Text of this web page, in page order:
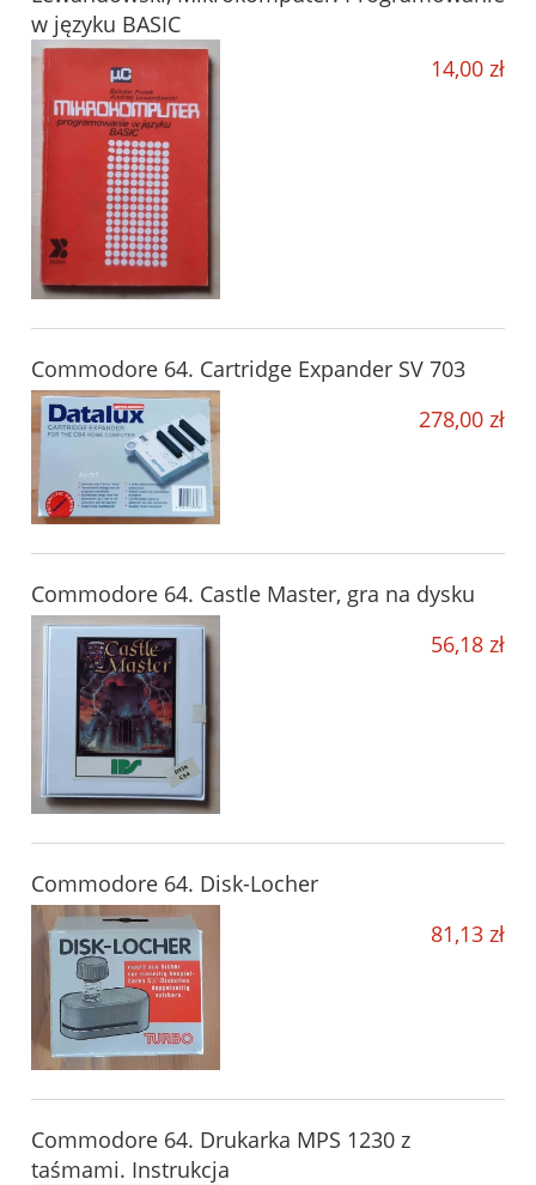
w języku BASIC
14,00 zł
Commodore 64. Cartridge Expander SV 703
278,00 zł
Commodore 64. Castle Master, gra na dysku
56,18 zł
Commodore 64. Disk-Locher
81,13 zł
Commodore 64. Drukarka MPS 1230 z
taśmami. Instrukcja